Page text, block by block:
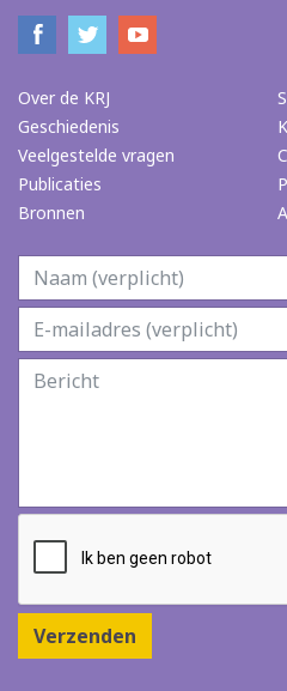
Over de KRJ
Geschiedenis
Veelgestelde vragen
Publicaties
Bronnen
Verzenden